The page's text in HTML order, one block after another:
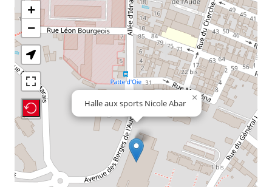
Halle aux sports Nicole Abar ×
+
−
Recenter Map